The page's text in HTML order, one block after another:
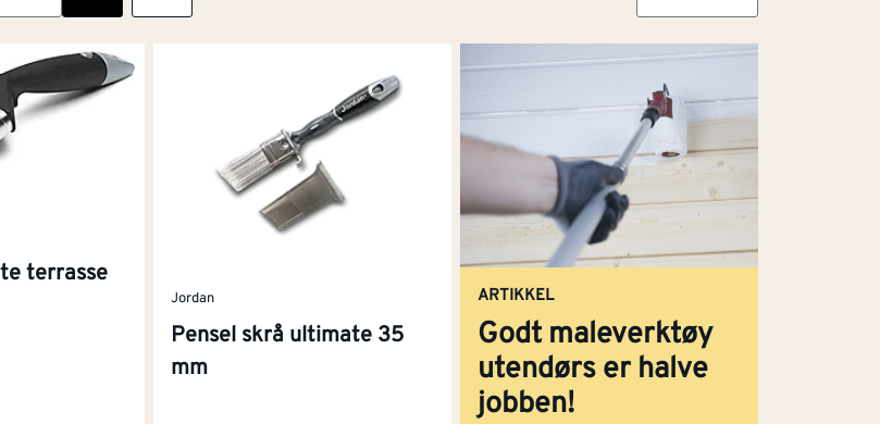
terrasse
Jordan
Pensel skrå ultimate 35
mm
ARTIKKEL
Godt maleverktøy
utendørs er halve
jobben!